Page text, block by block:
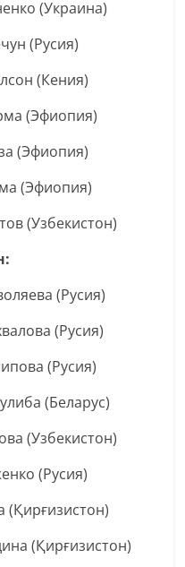
(Украина)
(Русия)
(Кения)
(Эфиопия)
(Эфиопия)
(Эфиопия)
(Узбекистон)
(Русия)
(Русия)
(Русия)
(Беларус)
(Узбекистон)
(Русия)
(Қирғизистон)
(Қирғизистон)